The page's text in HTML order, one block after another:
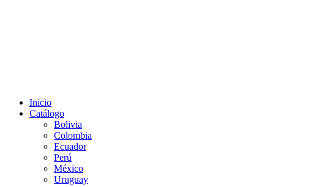
Inicio
Catálogo
Bolivia
Colombia
Ecuador
Perú
México
Uruguay